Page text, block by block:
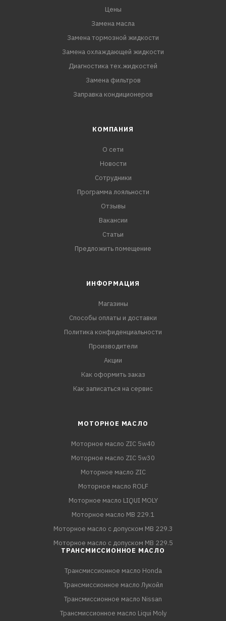
Цены
Замена масла
Замена тормозной жидкости
Замена охлаждающей жидкости
Диагностика тех.жидкостей
Замена фильтров
Заправка кондиционеров
КОМПАНИЯ
О сети
Новости
Сотрудники
Программа лояльности
Отзывы
Вакансии
Статьи
Предложить помещение
ИНФОРМАЦИЯ
Магазины
Способы оплаты и доставки
Политика конфиденциальности
Производители
Акции
Как оформить заказ
Как записаться на сервис
МОТОРНОЕ МАСЛО
Моторное масло ZIC 5w40
Моторное масло ZIC 5w30
Моторное масло ZIC
Моторное масло ROLF
Моторное масло LIQUI MOLY
Моторное масло MB 229.1
Моторное масло с допуском MB 229.3
Моторное масло с допуском MB 229.5
ТРАНСМИССИОННОЕ МАСЛО
Трансмиссионное масло Honda
Трансмиссионное масло Лукойл
Трансмиссионное масло Nissan
Трансмиссионное масло Liqui Moly